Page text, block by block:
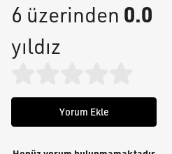
6 üzerinden 0.0
yıldız
Yorum Ekle